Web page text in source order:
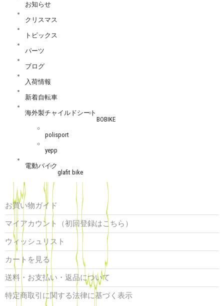
お知らせ
クリスマス
トピックス
パーツ
ブログ
入荷情報
新着自転車
海外製チャイルドシート
BOBIKE
polisport
yepp
電動バイク
glafit bike
お買い物ガイド
マイアカウント（初回登録はこちら）
ウィッシュリスト
カートを見る
送料・お支払い・返品について
特定商取引に関する法律に基づく表示